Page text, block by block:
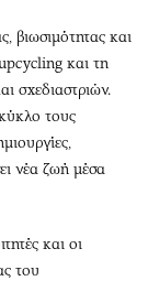
βιωσιμότητας και
και τη
σχεδιαστριών.
τους
νέα ζωή μέσα
και οι
του